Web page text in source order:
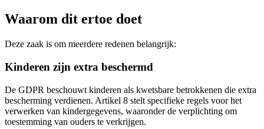
Waarom dit ertoe doet
Deze zaak is om meerdere redenen belangrijk:
Kinderen zijn extra beschermd
De GDPR beschouwt kinderen als kwetsbare betrokkenen die extra
bescherming verdienen. Artikel 8 stelt specifieke regels voor het
verwerken van kindergegevens, waaronder de verplichting om
toestemming van ouders te verkrijgen.